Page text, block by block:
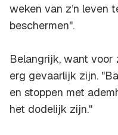
weken van z’n leven
beschermen''.
Belangrijk, want voor
erg gevaarlijk zijn.
en stoppen met
het dodelijk zijn.''